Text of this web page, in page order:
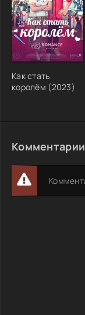
Как стать
королём (2023)
Комментарии